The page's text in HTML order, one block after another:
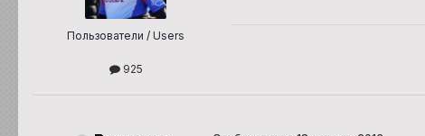
Пользователи / Users
925